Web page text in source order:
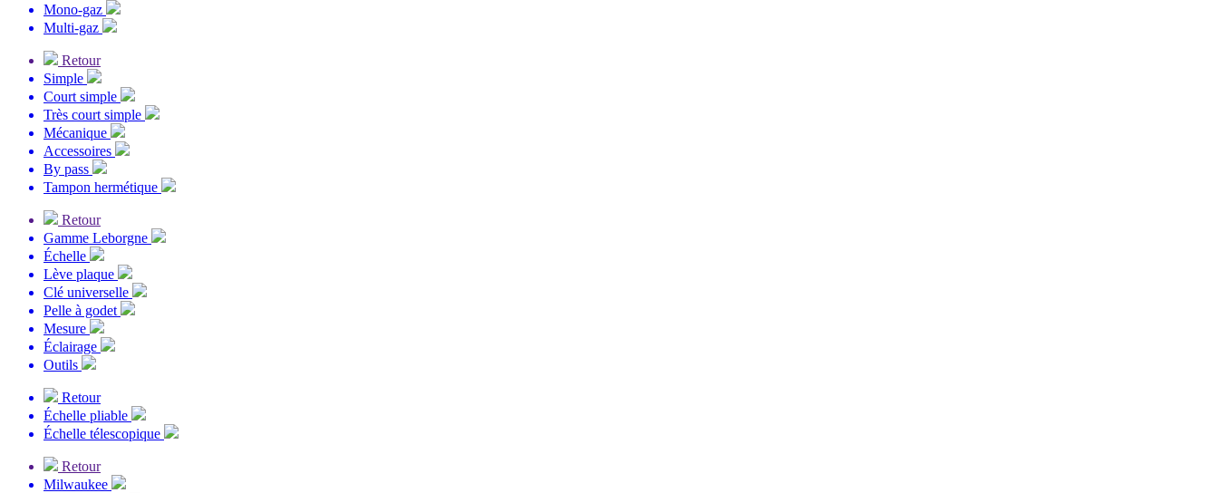
Mono-gaz
Multi-gaz
Retour
Simple
Court simple
Très court simple
Mécanique
Accessoires
By pass
Tampon hermétique
Retour
Gamme Leborgne
Échelle
Lève plaque
Clé universelle
Pelle à godet
Mesure
Éclairage
Outils
Retour
Échelle pliable
Échelle télescopique
Retour
Milwaukee